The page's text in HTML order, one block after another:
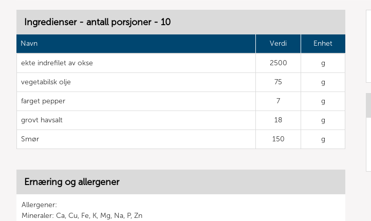
Ingredienser - antall porsjoner - 10
Navn Verdi Enhet
ekte indrefilet av okse 2500 g
vegetabilsk olje 75 g
farget pepper 7 g
grovt havsalt 18 g
Smør 150 g
Ernæring og allergener
Allergener:
Mineraler: Ca, Cu, Fe, K, Mg, Na, P, Zn